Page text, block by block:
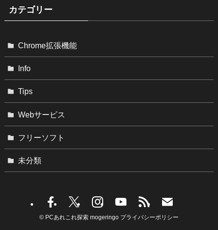
カテゴリー
Chrome拡張機能
Info
Tips
Webサービス
フリーソフト
未分類
© PCあれこれ探索 mogeringo プライバシーポリシー